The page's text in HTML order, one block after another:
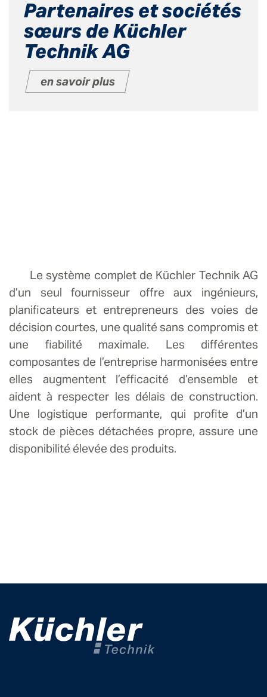
Partenaires et sociétés
sœurs de Küchler
Technik AG
en savoir plus
Le système complet de Küchler Technik AG
d’un seul fournisseur offre aux ingénieurs,
planificateurs et entrepreneurs des voies de
décision courtes, une qualité sans compromis et
une fiabilité maximale. Les différentes
composantes de l’entreprise harmonisées entre
elles augmentent l’efficacité d’ensemble et
aident à respecter les délais de construction.
Une logistique performante, qui profite d’un
stock de pièces détachées propre, assure une
disponibilité élevée des produits.